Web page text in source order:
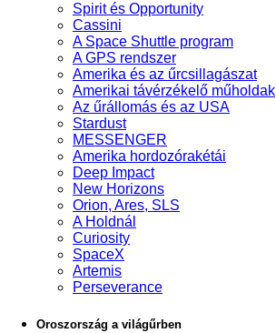
Spirit és Opportunity
Cassini
A Space Shuttle program
A GPS rendszer
Amerika és az űrcsillagászat
Amerikai távérzékelő műholdak
Az űrállomás és az USA
Stardust
MESSENGER
Amerika hordozórakétái
Deep Impact
New Horizons
Orion, Ares, SLS
A Holdnál
Curiosity
SpaceX
Artemis
Perseverance
Oroszország a világűrben